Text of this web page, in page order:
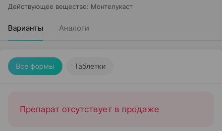
Действующее вещество: Монтелукаст
Варианты Аналоги
Все формы Таблетки
Препарат отсутствует в продаже